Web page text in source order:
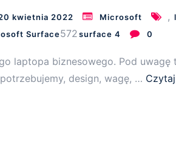
kwietnia 2022 Microsoft ,
Surface572surface 4 0
laptopa biznesowego. Pod
design, wagę, …